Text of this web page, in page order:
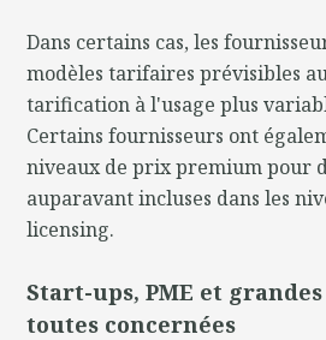
Dans certains cas, les
modèles tarifaires prévisibles
tarification à l'usage plus
Certains fournisseurs ont
niveaux de prix premium pour
auparavant incluses dans les
licensing.
Start-ups, PME et
toutes concernées